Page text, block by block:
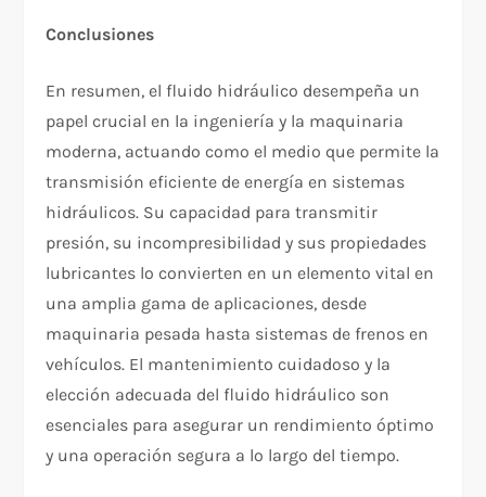
Conclusiones
En resumen, el fluido hidráulico desempeña un
papel crucial en la ingeniería y la maquinaria
moderna, actuando como el medio que permite la
transmisión eficiente de energía en sistemas
hidráulicos. Su capacidad para transmitir
presión, su incompresibilidad y sus propiedades
lubricantes lo convierten en un elemento vital en
una amplia gama de aplicaciones, desde
maquinaria pesada hasta sistemas de frenos en
vehículos. El mantenimiento cuidadoso y la
elección adecuada del fluido hidráulico son
esenciales para asegurar un rendimiento óptimo
y una operación segura a lo largo del tiempo.